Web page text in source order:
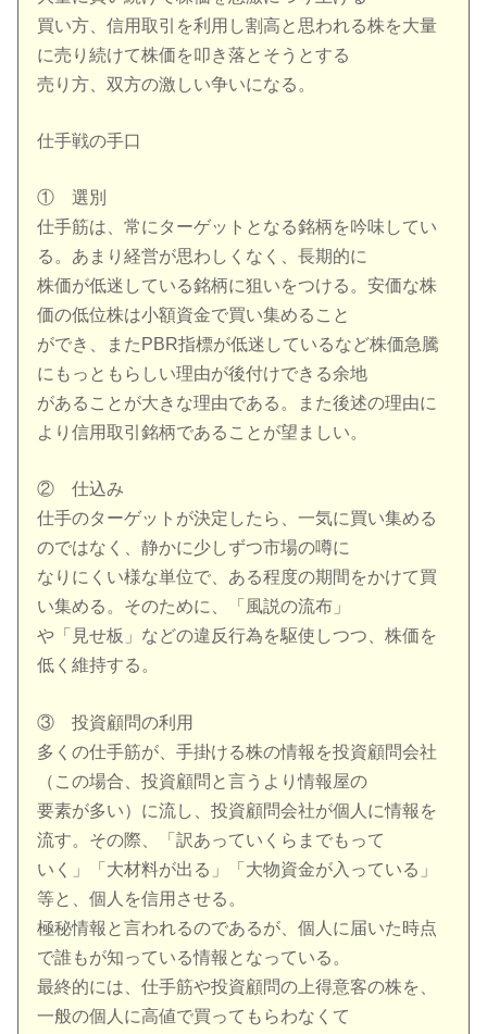
買い方、信用取引を利用し割高と思われる株を大量
に売り続けて株価を叩き落とそうとする
売り方、双方の激しい争いになる。
仕手戦の手口
① 選別
仕手筋は、常にターゲットとなる銘柄を吟味してい
る。あまり経営が思わしくなく、長期的に
株価が低迷している銘柄に狙いをつける。安価な株
価の低位株は小額資金で買い集めること
ができ、またPBR指標が低迷しているなど株価急騰
にもっともらしい理由が後付けできる余地
があることが大きな理由である。また後述の理由に
より信用取引銘柄であることが望ましい。
② 仕込み
仕手のターゲットが決定したら、一気に買い集める
のではなく、静かに少しずつ市場の噂に
なりにくい様な単位で、ある程度の期間をかけて買
い集める。そのために、「風説の流布」
や「見せ板」などの違反行為を駆使しつつ、株価を
低く維持する。
③ 投資顧問の利用
多くの仕手筋が、手掛ける株の情報を投資顧問会社
（この場合、投資顧問と言うより情報屋の
要素が多い）に流し、投資顧問会社が個人に情報を
流す。その際、「訳あっていくらまでもって
いく」「大材料が出る」「大物資金が入っている」
等と、個人を信用させる。
極秘情報と言われるのであるが、個人に届いた時点
で誰もが知っている情報となっている。
最終的には、仕手筋や投資顧問の上得意客の株を、
一般の個人に高値で買ってもらわなくて